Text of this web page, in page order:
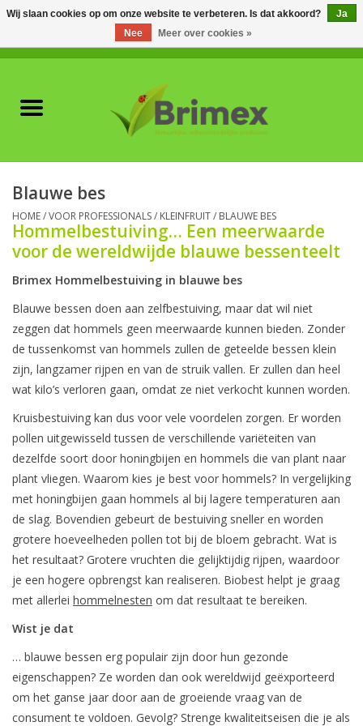
Plagen & Ziekten
Wildwering
Meststoffen en
Bodemverbeteraars
Monitoring
Bestuiving
Brimex kaarten
Vallen
Drukspuiten
Onkruid & Reiniging
Nestkasten
Blauwe bes
HOME/VOOR PROFESSIONALS/ KLEINFRUIT/ BLAUWE BES
Hommelbestuiving… Een meerwaarde
voor de wereldwijde blauwe bessenteelt
Brimex Hommelbestuiving in blauwe bes
Blauwe bessen doen aan zelfbestuiving, maar dat wil niet
zeggen dat hommels geen meerwaarde kunnen bieden. Zonder
de tussenkomst van hommels zullen de geteelde bessen klein
zijn, langzamer rijpen en van de struik vallen. Er zullen dan heel
wat kilo’s verloren gaan, omdat ze niet verkocht kunnen worden.
Kruisbestuiving kan dus voor vele voordelen zorgen. Er worden
pollen uitgewisseld tussen de verschillende variëteiten van
dezelfde soort door honingbijen en hommels die van plant naar
plant vliegen. Waarom kies je best voor hommels? In vergelijking
met honingbijen gaan hommels al bij lagere temperaturen aan
de slag. Bovendien gebeurt de bestuiving sneller en worden
grotere hoeveelheden pollen tot bij de bloem gebracht. Wat is
het resultaat? Grotere vruchten die gelijktijdig rijpen, waardoor
je een hogere opbrengst kan realiseren. Biobest helpt je graag
met allerlei hommelnesten om dat resultaat te bereiken.
Wist je dat
… blauwe bessen erg populair zijn door hun gezonde
eigenschappen? Ze worden dan ook wereldwijd geëxporteerd
om het ganse jaar door aan de groeiende vraag van de
consument te voldoen. Gevolg? Strenge kwaliteitseisen die je als
Wij slaan cookies op om onze website te verbeteren. Is dat akkoord?
Ja
Nee
Meer over cookies »